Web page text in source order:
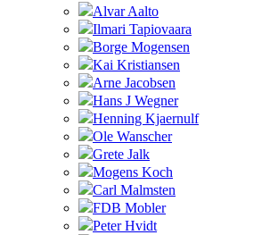
Alvar Aalto
Ilmari Tapiovaara
Borge Mogensen
Kai Kristiansen
Arne Jacobsen
Hans J Wegner
Henning Kjaernulf
Ole Wanscher
Grete Jalk
Mogens Koch
Carl Malmsten
FDB Mobler
Peter Hvidt